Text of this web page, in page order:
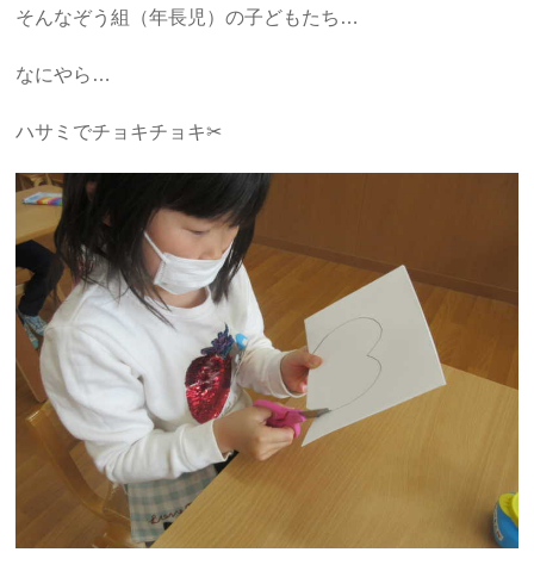
そんなぞう組（年長児）の子どもたち…
なにやら…
ハサミでチョキチョキ✂